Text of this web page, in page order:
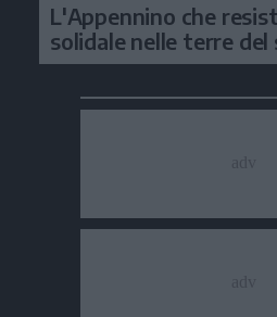
L'Appennino che
solidale nelle terre del